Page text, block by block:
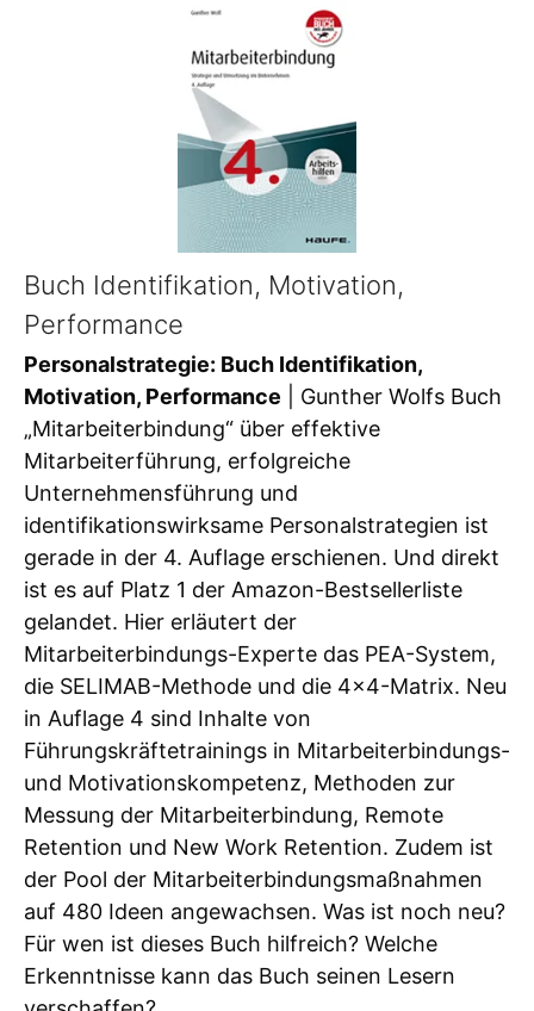
Buch Identifikation, Motivation,
Performance
Personalstrategie: Buch Identifikation,
Motivation, Performance | Gunther Wolfs Buch
„Mitarbeiterbindung“ über effektive
Mitarbeiterführung, erfolgreiche
Unternehmensführung und
identifikationswirksame Personalstrategien ist
gerade in der 4. Auflage erschienen. Und direkt
ist es auf Platz 1 der Amazon-Bestsellerliste
gelandet. Hier erläutert der
Mitarbeiterbindungs-Experte das PEA-System,
die SELIMAB-Methode und die 4×4-Matrix. Neu
in Auflage 4 sind Inhalte von
Führungskräftetrainings in Mitarbeiterbindungs-
und Motivationskompetenz, Methoden zur
Messung der Mitarbeiterbindung, Remote
Retention und New Work Retention. Zudem ist
der Pool der Mitarbeiterbindungsmaßnahmen
auf 480 Ideen angewachsen. Was ist noch neu?
Für wen ist dieses Buch hilfreich? Welche
Erkenntnisse kann das Buch seinen Lesern